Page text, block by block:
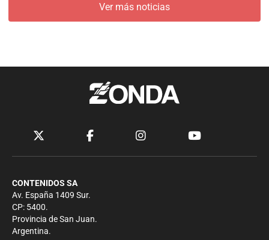
Ver más noticias
CONTENIDOS SA
Av. España 1409 Sur.
CP: 5400.
Provincia de San Juan.
Argentina.